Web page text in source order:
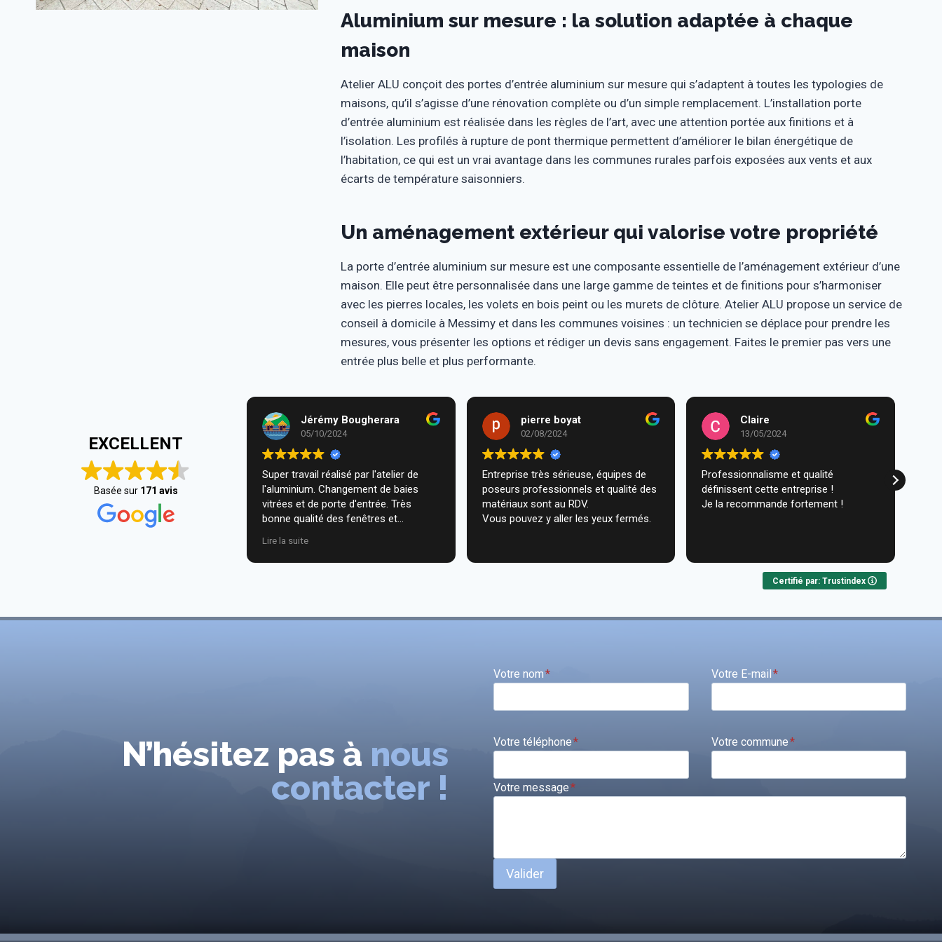
Aluminium sur mesure : la solution adaptée à chaque
maison
Atelier ALU conçoit des portes d’entrée aluminium sur mesure qui s’adaptent à toutes les typologies de
maisons, qu’il s’agisse d’une rénovation complète ou d’un simple remplacement. L’installation porte
d’entrée aluminium est réalisée dans les règles de l’art, avec une attention portée aux finitions et à
l’isolation. Les profilés à rupture de pont thermique permettent d’améliorer le bilan énergétique de
l’habitation, ce qui est un vrai avantage dans les communes rurales parfois exposées aux vents et aux
écarts de température saisonniers.
Un aménagement extérieur qui valorise votre propriété
La porte d’entrée aluminium sur mesure est une composante essentielle de l’aménagement extérieur d’une
maison. Elle peut être personnalisée dans une large gamme de teintes et de finitions pour s’harmoniser
avec les pierres locales, les volets en bois peint ou les murets de clôture. Atelier ALU propose un service de
conseil à domicile à Messimy et dans les communes voisines : un technicien se déplace pour prendre les
mesures, vous présenter les options et rédiger un devis sans engagement. Faites le premier pas vers une
entrée plus belle et plus performante.
EXCELLENT
Basée sur 171 avis
Jérémy Bougherara
05/10/2024
Super travail réalisé par l'atelier de
l'aluminium. Changement de baies
vitrées et de porte d'entrée. Très
bonne qualité des fenêtres et
nous. Je recommande vivement.
Lire la suite
pierre boyat
02/08/2024
Entreprise très sérieuse, équipes de
poseurs professionnels et qualité des
matériaux sont au RDV.
Vous pouvez y aller les yeux fermés.
Claire
13/05/2024
Professionnalisme et qualité
définissent cette entreprise !
Je la recommande fortement !
Certifié par: Trustindex
N’hésitez pas à nous
contacter !
Votre nom* Votre E-mail*
Votre téléphone* Votre commune*
Votre message*
Valider